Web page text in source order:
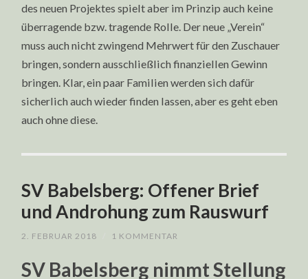
des neuen Projektes spielt aber im Prinzip auch keine
überragende bzw. tragende Rolle. Der neue „Verein“
muss auch nicht zwingend Mehrwert für den Zuschauer
bringen, sondern ausschließlich finanziellen Gewinn
bringen. Klar, ein paar Familien werden sich dafür
sicherlich auch wieder finden lassen, aber es geht eben
auch ohne diese.
SV Babelsberg: Offener Brief
und Androhung zum Rauswurf
2. FEBRUAR 2018 1 KOMMENTAR
SV Babelsberg nimmt Stellung